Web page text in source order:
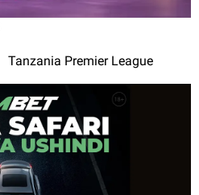
Tanzania Premier League